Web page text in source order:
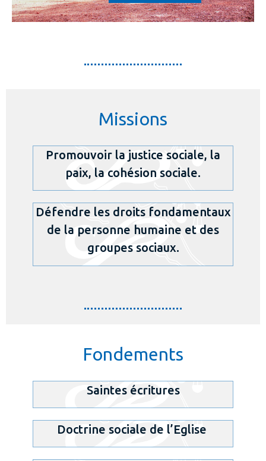
Missions
Promouvoir la justice sociale, la
paix, la cohésion sociale.
Défendre les droits fondamentaux
de la personne humaine et des
groupes sociaux.
Fondements
Saintes écritures
Doctrine sociale de l’Eglise